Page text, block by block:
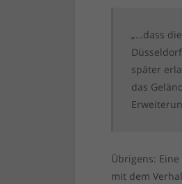
„…dass
später
das
Übrigens:
mit dem